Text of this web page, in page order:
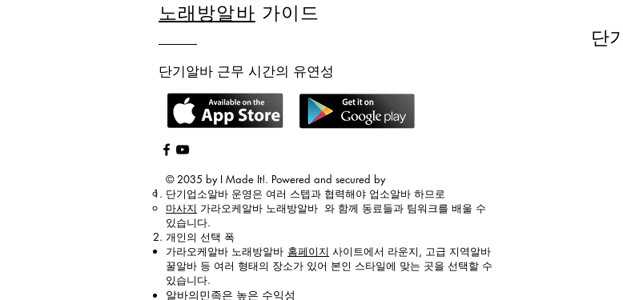
노래방알바 가이드
단
단기알바 근무 시간의 유연성
© 2035 by I Made It!. Powered and secured by
단기업소알바 운영은 여러 스텝과 협력해야 업소알바 하므로
마사지 가라오케알바 노래방알바 와 함께 동료들과 팀워크를 배울 수
있습니다.
개인의 선택 폭
가라오케알바 노래방알바 홈페이지 사이트에서 라운지, 고급 지역알바
꿀알바 등 여러 형태의 장소가 있어 본인 스타일에 맞는 곳을 선택할 수
있습니다.
알바의민족은 높은 수익성